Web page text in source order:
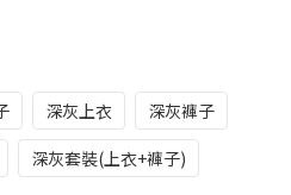
深灰上衣
深灰褲子
深灰套裝(上衣+褲子)